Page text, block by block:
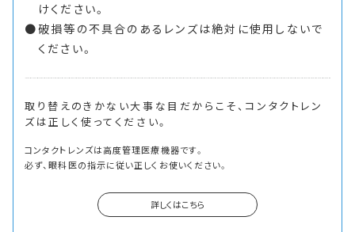
けください。
破損等の不具合のあるレンズは絶対に使用しないで
ください。
取り替えのきかない大事な目だからこそ、 コンタクトレン
ズは正しく使ってください。
コンタクトレンズは高度管理医療機器です。
必ず、眼科医の指示に従い正しくお使いください。
詳しくはこちら